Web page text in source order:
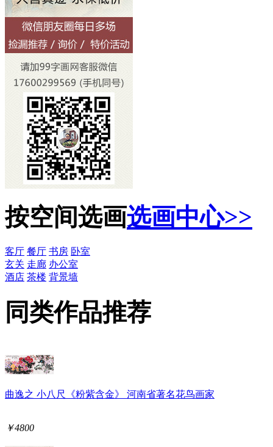
按空间选画选画中心>>
客厅 餐厅 书房 卧室
玄关 走廊 办公室
酒店 茶楼 背景墙
同类作品推荐
曲逸之 小八尺《粉紫含金》 河南省著名花鸟画家
￥4800